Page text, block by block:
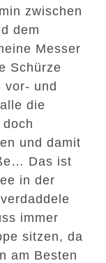
zwischen
dem
Messer
Schürze
vor- und
die
und damit
Das ist
in der
immer
sitzen, da
am Besten